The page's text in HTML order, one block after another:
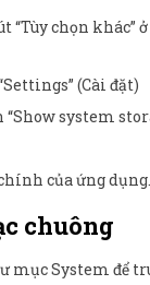
“Tùy chọn khác”
(Cài đặt)
system
của ứng dụng.
chuông
mục System để